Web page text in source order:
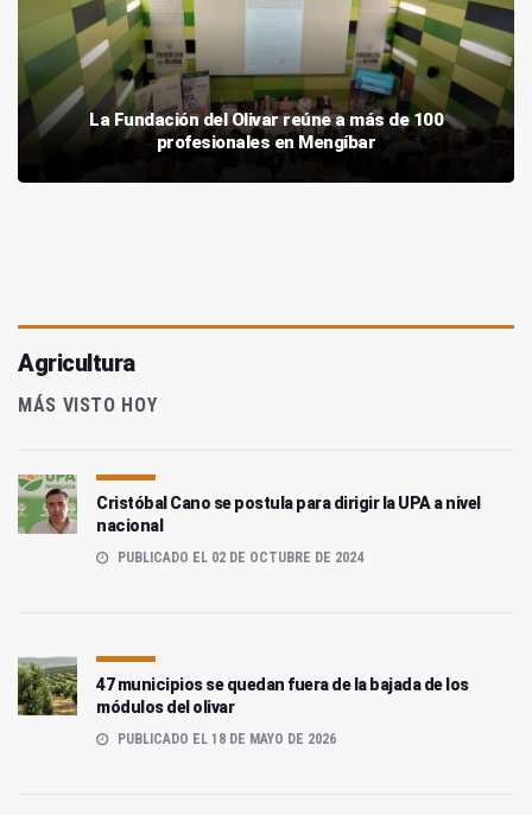
La Fundación del Olivar reúne a más de 100
profesionales en Mengíbar
Agricultura
MÁS VISTO HOY
Cristóbal Cano se postula para dirigir la UPA a nivel
nacional
PUBLICADO EL 02 DE OCTUBRE DE 2024
47 municipios se quedan fuera de la bajada de los
módulos del olivar
PUBLICADO EL 18 DE MAYO DE 2026